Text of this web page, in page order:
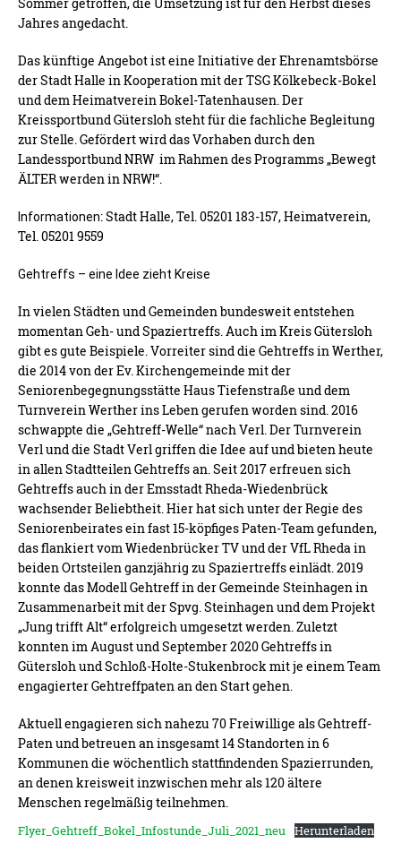
Jahres angedacht.
Das künftige Angebot ist eine Initiative der Ehrenamtsbörse
der Stadt Halle in Kooperation mit der TSG Kölkebeck-Bokel
und dem Heimatverein Bokel-Tatenhausen. Der
Kreissportbund Gütersloh steht für die fachliche Begleitung
zur Stelle. Gefördert wird das Vorhaben durch den
Landessportbund NRW im Rahmen des Programms „Bewegt
ÄLTER werden in NRW!“.
Informationen: Stadt Halle, Tel. 05201 183-157, Heimatverein,
Tel. 05201 9559
Gehtreffs – eine Idee zieht Kreise
In vielen Städten und Gemeinden bundesweit entstehen
momentan Geh- und Spaziertreffs. Auch im Kreis Gütersloh
gibt es gute Beispiele. Vorreiter sind die Gehtreffs in Werther,
die 2014 von der Ev. Kirchengemeinde mit der
Seniorenbegegnungsstätte Haus Tiefenstraße und dem
Turnverein Werther ins Leben gerufen worden sind. 2016
schwappte die „Gehtreff-Welle“ nach Verl. Der Turnverein
Verl und die Stadt Verl griffen die Idee auf und bieten heute
in allen Stadtteilen Gehtreffs an. Seit 2017 erfreuen sich
Gehtreffs auch in der Emsstadt Rheda-Wiedenbrück
wachsender Beliebtheit. Hier hat sich unter der Regie des
Seniorenbeirates ein fast 15-köpfiges Paten-Team gefunden,
das flankiert vom Wiedenbrücker TV und der VfL Rheda in
beiden Ortsteilen ganzjährig zu Spaziertreffs einlädt. 2019
konnte das Modell Gehtreff in der Gemeinde Steinhagen in
Zusammenarbeit mit der Spvg. Steinhagen und dem Projekt
„Jung trifft Alt“ erfolgreich umgesetzt werden. Zuletzt
konnten im August und September 2020 Gehtreffs in
Gütersloh und Schloß-Holte-Stukenbrock mit je einem Team
engagierter Gehtreffpaten an den Start gehen.
Aktuell engagieren sich nahezu 70 Freiwillige als Gehtreff-
Paten und betreuen an insgesamt 14 Standorten in 6
Kommunen die wöchentlich stattfindenden Spazierrunden,
an denen kreisweit inzwischen mehr als 120 ältere
Menschen regelmäßig teilnehmen.
Flyer_Gehtreff_Bokel_Infostunde_Juli_2021_neu Herunterladen